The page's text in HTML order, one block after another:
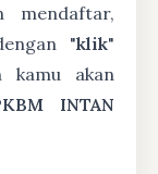
mendaftar,
"klik"
kamu akan
INTAN